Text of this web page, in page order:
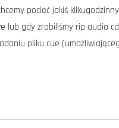
pociąć jakiś
lub gdy zrobiliśmy rip audio
pliku cue